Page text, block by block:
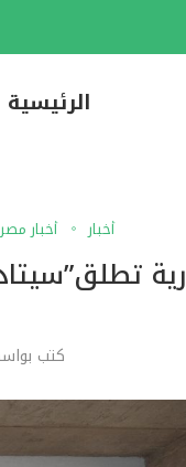
الرئيسية
أخبار أخبار
كتب